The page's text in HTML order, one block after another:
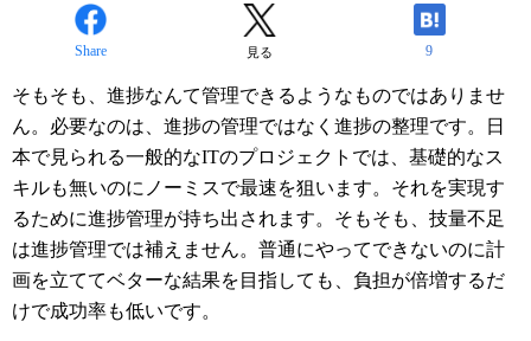
Share 見る 9
そもそも、進捗なんて管理できるようなものではありませ
ん。必要なのは、進捗の管理ではなく進捗の整理です。日
本で見られる一般的なITのプロジェクトでは、基礎的なス
キルも無いのにノーミスで最速を狙います。それを実現す
るために進捗管理が持ち出されます。そもそも、技量不足
は進捗管理では補えません。普通にやってできないのに計
画を立ててベターな結果を目指しても、負担が倍増するだ
けで成功率も低いです。